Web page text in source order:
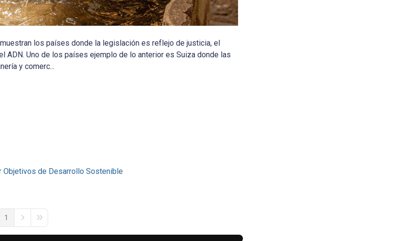
los países donde la legislación es reflejo de justicia, el
Uno de los países ejemplo de lo anterior es Suiza donde las
y comerc...
Objetivos de Desarrollo Sostenible
Page
1
Next PageLast Page